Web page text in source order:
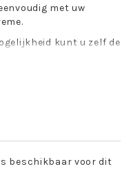
met uw
kunt u zelf de
intenser de
teint, geheel
Summer
beschikbaar voor dit